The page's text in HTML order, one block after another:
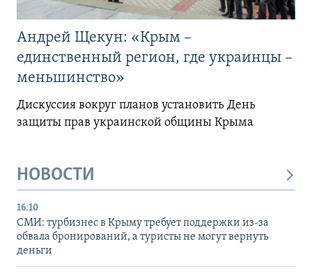
Андрей Щекун: «Крым –
единственный регион, где украинцы –
меньшинство»
Дискуссия вокруг планов установить День
защиты прав украинской общины Крыма
НОВОСТИ
16:10
СМИ: турбизнес в Крыму требует поддержки из-за
обвала бронирований, а туристы не могут вернуть
деньги